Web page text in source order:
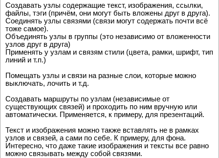
Создавать узлы содержащие текст, изображения, ссылки,
файлы, тэги (причём, они могут быть вложены друг в друга).
Соединять узлы связями (связи могут содержать почти всё
тоже самое).
Объединять узлы в группы (это независимо от вложенности
узлов друг в друга)
Применять у узлам и связям стили (цвета, рамки, шрифт, тип
линий и т.п.)
Помещать узлы и связи на разные слои, которые можно
выключать, лочить и т.д.
Создавать маршруты по узлам (независимые от
существующих связей) и проходить по ним вручную или
автоматически. Применяется, к примеру, для презентаций.
Текст и изображения можно также вставлять не в рамках
узлов и связей, а сами по себе. К примеру, для фона.
Интересно, что даже такие изображения и тексты все равно
можно связывать между собой связями.